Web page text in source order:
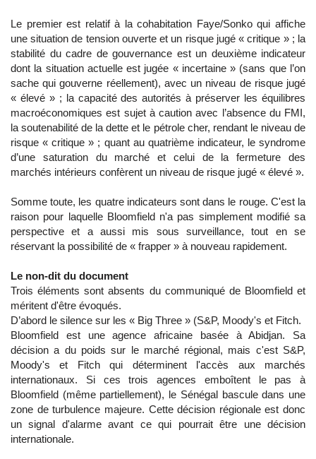
Le premier est relatif à la cohabitation Faye/Sonko qui affiche
une situation de tension ouverte et un risque jugé « critique » ; la
stabilité du cadre de gouvernance est un deuxième indicateur
dont la situation actuelle est jugée « incertaine » (sans que l’on
sache qui gouverne réellement), avec un niveau de risque jugé
« élevé » ; la capacité des autorités à préserver les équilibres
macroéconomiques est sujet à caution avec l’absence du FMI,
la soutenabilité de la dette et le pétrole cher, rendant le niveau de
risque « critique » ; quant au quatrième indicateur, le syndrome
d’une saturation du marché et celui de la fermeture des
marchés intérieurs confèrent un niveau de risque jugé « élevé ».
Somme toute, les quatre indicateurs sont dans le rouge. C'est la
raison pour laquelle Bloomfield n'a pas simplement modifié sa
perspective et a aussi mis sous surveillance, tout en se
réservant la possibilité de « frapper » à nouveau rapidement.
Le non-dit du document
Trois éléments sont absents du communiqué de Bloomfield et
méritent d'être évoqués.
D’abord le silence sur les « Big Three » (S&P, Moody's et Fitch.
Bloomfield est une agence africaine basée à Abidjan. Sa
décision a du poids sur le marché régional, mais c'est S&P,
Moody's et Fitch qui déterminent l'accès aux marchés
internationaux. Si ces trois agences emboîtent le pas à
Bloomfield (même partiellement), le Sénégal bascule dans une
zone de turbulence majeure. Cette décision régionale est donc
un signal d'alarme avant ce qui pourrait être une décision
internationale.